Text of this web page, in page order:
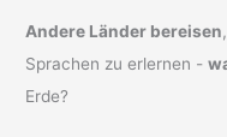
Andere Länder bereisen,
Sprachen zu erlernen -
Erde?